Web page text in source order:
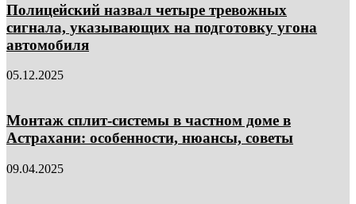
Полицейский назвал четыре тревожных
сигнала, указывающих на подготовку угона
автомобиля
05.12.2025
Монтаж сплит-системы в частном доме в
Астрахани: особенности, нюансы, советы
09.04.2025